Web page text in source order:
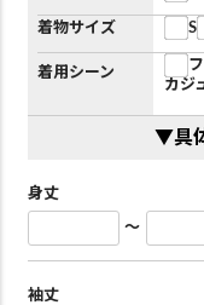
着物サイズ S
着用シーン
カジ
▼具
身丈
～
袖丈